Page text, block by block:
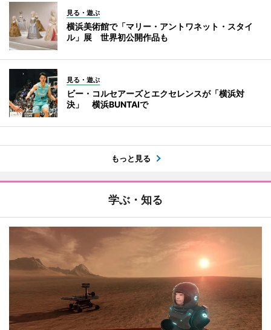
見る・遊ぶ
横浜美術館で「マリー・アントワネット・スタイ
ル」展 世界初公開作品も
見る・遊ぶ
ビー・コルセアーズとエクセレンスが「横浜対
決」 横浜BUNTAIで
もっと見る
学ぶ・知る